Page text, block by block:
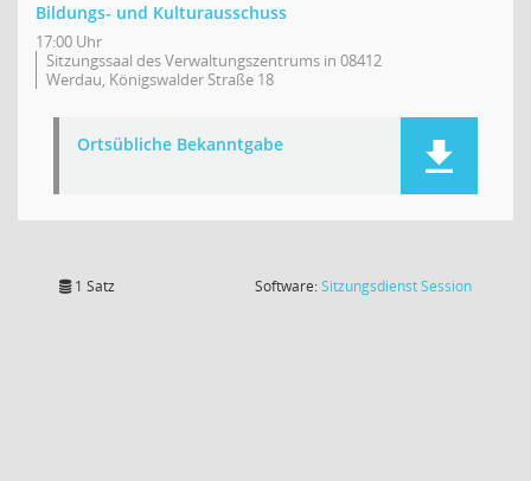
Bildungs- und Kulturausschuss
17:00 Uhr
Sitzungssaal des Verwaltungszentrums in 08412
Werdau, Königswalder Straße 18
Ortsübliche Bekanntgabe
1 Satz Software:SitzungsdienstSession(Wird in